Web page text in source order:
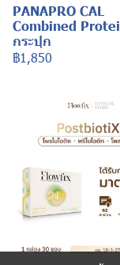
PANAPRO CAL
Combined
กระปุก
฿1,850